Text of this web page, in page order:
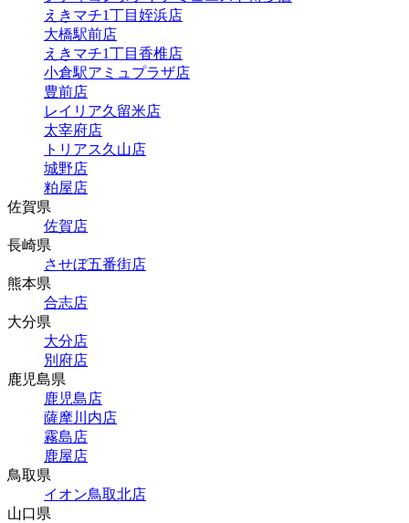
えきマチ1丁目姪浜店
大橋駅前店
えきマチ1丁目香椎店
小倉駅アミュプラザ店
豊前店
レイリア久留米店
太宰府店
トリアス久山店
城野店
粕屋店
佐賀県
佐賀店
長崎県
させぼ五番街店
熊本県
合志店
大分県
大分店
別府店
鹿児島県
鹿児島店
薩摩川内店
霧島店
鹿屋店
鳥取県
イオン鳥取北店
山口県